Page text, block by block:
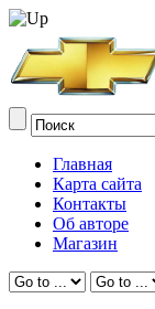
Главная
Карта сайта
Контакты
Об авторе
Магазин